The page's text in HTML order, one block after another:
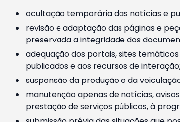
ocultação temporária das notícias e
revisão e adaptação das páginas e
preservada a integridade dos
adequação dos portais, sites
publicados e aos recursos de interação;
suspensão da produção e da
manutenção apenas de notícias,
prestação de serviços públicos, à